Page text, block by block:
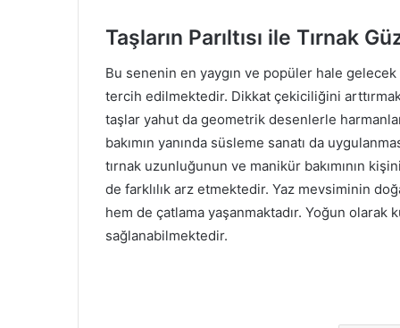
Taşların Parıltısı ile Tırnak
Bu senenin en yaygın ve popüler hale
tercih edilmektedir. Dikkat çekiciliğini
taşlar yahut da geometrik desenlerle
bakımın yanında süsleme sanatı da
tırnak uzunluğunun ve manikür bakımının
de farklılık arz etmektedir. Yaz mevsiminin
hem de çatlama yaşanmaktadır. Yoğun olarak
sağlanabilmektedir.